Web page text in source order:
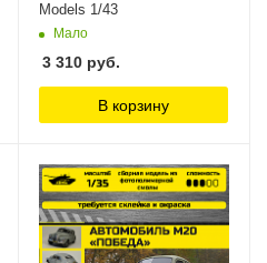
Models 1/43
Мало
3 310 руб.
В корзину